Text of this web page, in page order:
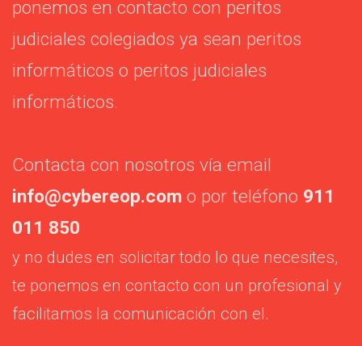
ponemos en contacto con peritos
judiciales colegiados ya sean peritos
informáticos o peritos judiciales
informáticos.
Contacta con nosotros vía email
info@cybereop.com o por teléfono 911
011 850
y no dudes en solicitar todo lo que necesites,
te ponemos en contacto con un profesional y
facilitamos la comunicación con el.